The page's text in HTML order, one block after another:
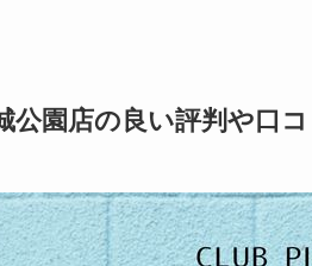
公園店の良い評判や口